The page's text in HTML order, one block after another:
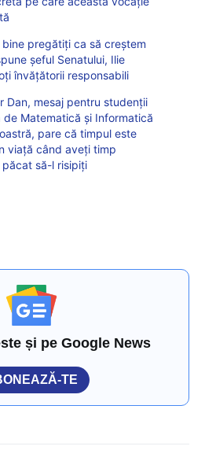
pregătiți ca să creștem
șeful Senatului, Ilie
învățătorii responsabili
Dan, mesaj pentru studenții
Matematică și Informatică
pare că timpul este
viață când aveți timp
să-l risipiți
și pe Google News
TE